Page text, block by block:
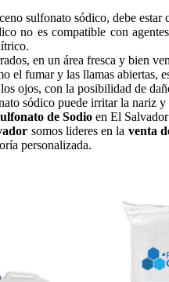
sulfonato sódico, debe
no es compatible con
en un área fresca y bien
el fumar y las llamas abiertas,
ojos, con la posibilidad de
sódico puede irritar la nariz
de Sodio en El
somos lideres en la venta
personalizada.